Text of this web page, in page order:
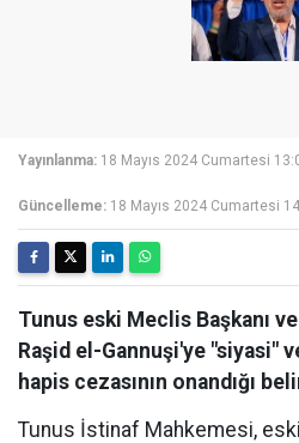
Yayınlanma: 18 Mayıs 2024 Cumartesi
Güncelleme: 18 Mayıs 2024 Cumartesi
Tunus eski Meclis Başkanı
Raşid el-Gannuşi'ye "siyasi"
hapis cezasının onandığı
Tunus İstinaf Mahkemesi,